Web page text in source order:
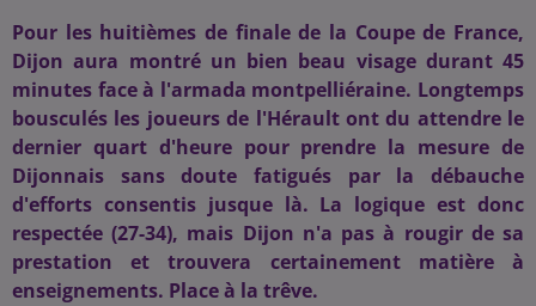
Pour les huitièmes de finale de la Coupe de France,
Dijon aura montré un bien beau visage durant 45
minutes face à l'armada montpelliéraine. Longtemps
bousculés les joueurs de l'Hérault ont du attendre le
dernier quart d'heure pour prendre la mesure de
Dijonnais sans doute fatigués par la débauche
d'efforts consentis jusque là. La logique est donc
respectée (27-34), mais Dijon n'a pas à rougir de sa
prestation et trouvera certainement matière à
enseignements. Place à la trêve.